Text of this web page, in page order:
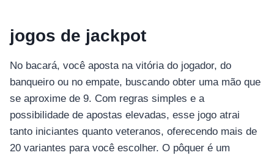
jogos de jackpot
No bacará, você aposta na vitória do jogador, do
banqueiro ou no empate, buscando obter uma mão que
se aproxime de 9. Com regras simples e a
possibilidade de apostas elevadas, esse jogo atrai
tanto iniciantes quanto veteranos, oferecendo mais de
20 variantes para você escolher. O pôquer é um